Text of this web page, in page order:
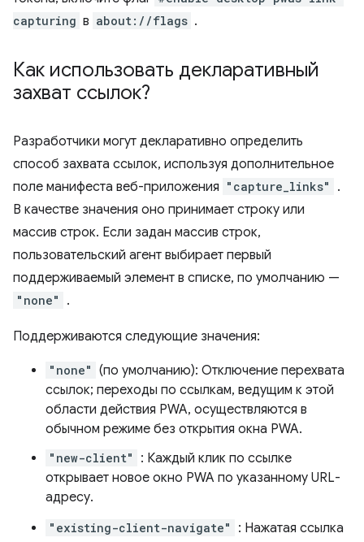
capturing в about://flags .
Как использовать декларативный
захват ссылок?
Разработчики могут декларативно определить
способ захвата ссылок, используя дополнительное
поле манифеста веб-приложения "capture_links"
.
В качестве значения оно принимает строку или
массив строк. Если задан массив строк,
пользовательский агент выбирает первый
поддерживаемый элемент в списке, по умолчанию —
"none" .
Поддерживаются следующие значения:
"none" (по умолчанию): Отключение перехвата
ссылок; переходы по ссылкам, ведущим к этой
области действия PWA, осуществляются в
обычном режиме без открытия окна PWA.
"new-client"
: Каждый клик по ссылке
открывает новое окно PWA по указанному URL-
адресу.
"existing-client-navigate"
: Нажатая ссылка